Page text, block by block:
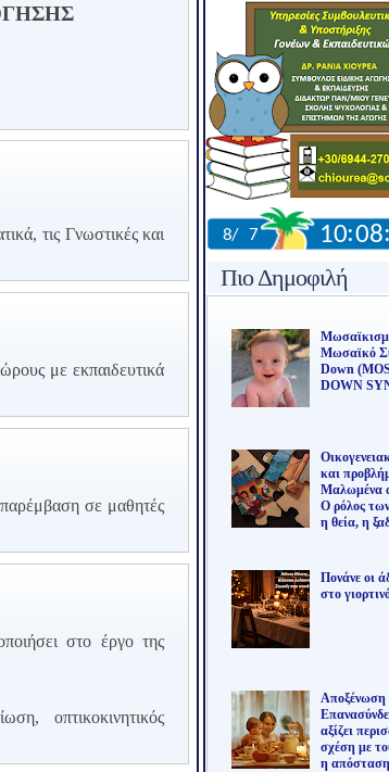
τις Γνωστικές και
με εκπαιδευτικά
σε μαθητές
στο έργο της
οπτικοκινητικός
Πιο Δημοφιλή
Μωσαϊκό
Down
DOWN
και
Μαλωμένα
Ο ρόλος
η θεία, η
Πονάνε οι
στο
Αποξένωση
αξίζει
σχέση με
η